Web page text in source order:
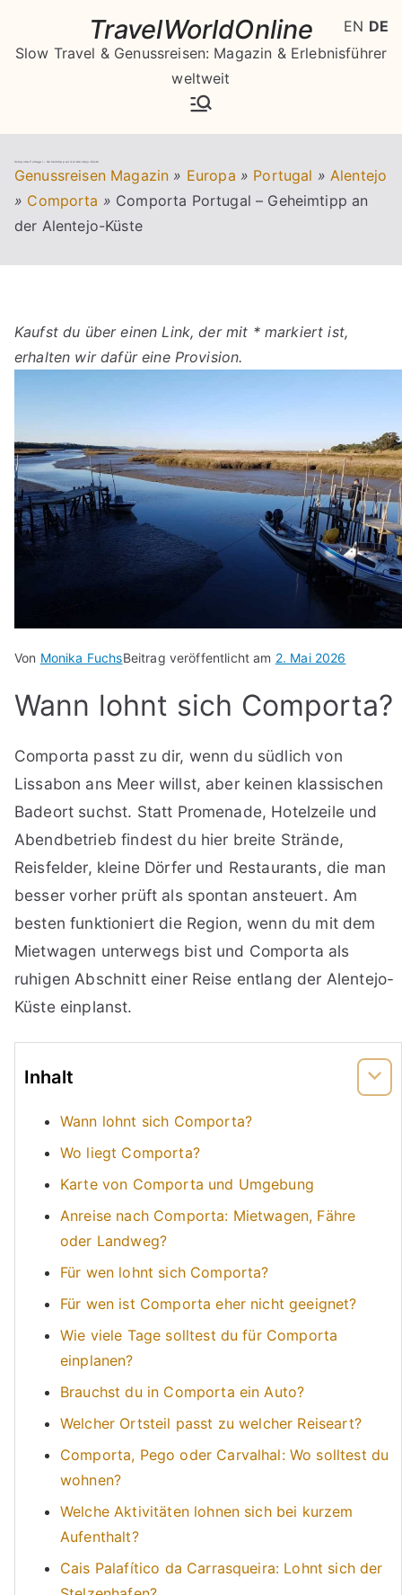
springen
TravelWorldOnline
Slow Travel & Genussreisen: Magazin & Erlebnisführer
weltweit
Comporta Portugal – Geheimtipp an der Alentejo-Küste
Genussreisen Magazin » Europa » Portugal » Alentejo
» Comporta » Comporta Portugal – Geheimtipp an
der Alentejo-Küste
Kaufst du über einen Link, der mit * markiert ist,
erhalten wir dafür eine Provision.
Von Monika FuchsBeitrag veröffentlicht am 2. Mai 2026
Wann lohnt sich Comporta?
Comporta passt zu dir, wenn du südlich von
Lissabon ans Meer willst, aber keinen klassischen
Badeort suchst. Statt Promenade, Hotelzeile und
Abendbetrieb findest du hier breite Strände,
Reisfelder, kleine Dörfer und Restaurants, die man
besser vorher prüft als spontan ansteuert. Am
besten funktioniert die Region, wenn du mit dem
Mietwagen unterwegs bist und Comporta als
ruhigen Abschnitt einer Reise entlang der Alentejo-
Küste einplanst.
Inhalt
Wann lohnt sich Comporta?
Wo liegt Comporta?
Karte von Comporta und Umgebung
Anreise nach Comporta: Mietwagen, Fähre
oder Landweg?
Für wen lohnt sich Comporta?
Für wen ist Comporta eher nicht geeignet?
Wie viele Tage solltest du für Comporta
einplanen?
Brauchst du in Comporta ein Auto?
Welcher Ortsteil passt zu welcher Reiseart?
Comporta, Pego oder Carvalhal: Wo solltest du
wohnen?
Welche Aktivitäten lohnen sich bei kurzem
Aufenthalt?
Cais Palafítico da Carrasqueira: Lohnt sich der
EN DE